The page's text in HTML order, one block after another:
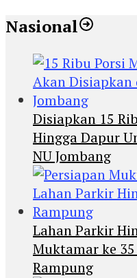
Nasional
Disiapkan 15
Hingga Dapur
NU Jombang
Lahan Parkir
Muktamar ke
Rampung